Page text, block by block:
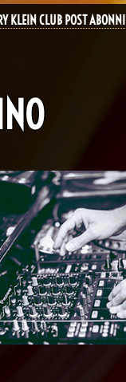
KLEIN CLUB POST